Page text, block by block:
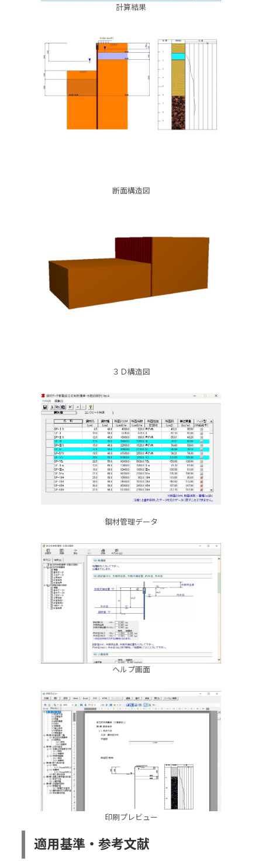
計算結果
断面構造図
３Ｄ構造図
鋼材管理データ
ヘルプ画面
印刷プレビュー
適用基準・参考文献